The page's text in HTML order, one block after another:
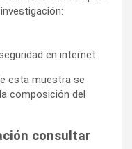
en internet
esta muestra se
composición del
consultar